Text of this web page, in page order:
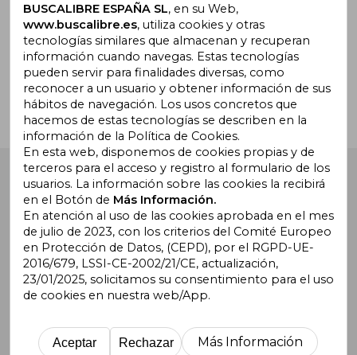
¿Necesitas ayuda?
Ir a Centro de Soporte
Buscalibre España . Calle Energía, 65, Nave 3 (08940),
Cornellà de Llobregat, Barcelona. Derechos Reservados.
Buscalibre Argentina| Buscalibre Chile
Buscalibre Uruguay|Buscalibre México|Buscalibre
Perú
|Buscalibre Estados Unidos|Buscalibre Otros
BUSCALIBRE ESPAÑA SL, en su Web,
www.buscalibre.es, utiliza cookies y otras
tecnologías similares que almacenan y recuperan
información cuando navegas. Estas tecnologías
pueden servir para finalidades diversas, como
reconocer a un usuario y obtener información de sus
hábitos de navegación. Los usos concretos que
hacemos de estas tecnologías se describen en la
información de la Política de Cookies.
En esta web, disponemos de cookies propias y de
terceros para el acceso y registro al formulario de los
usuarios. La información sobre las cookies la recibirá
en el Botón de Más Información.
En atención al uso de las cookies aprobada en el mes
de julio de 2023, con los criterios del Comité Europeo
en Protección de Datos, (CEPD), por el RGPD-UE-
2016/679, LSSI-CE-2002/21/CE, actualización,
23/01/2025, solicitamos su consentimiento para el uso
de cookies en nuestra web/App.
Aceptar Rechazar Más Información